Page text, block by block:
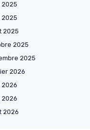
2025
2025
2025
2025
2026
2026
2026